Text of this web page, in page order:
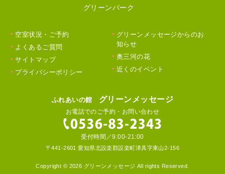
グリーンパーク
空室状況・ご予約
よくあるご質問
サイトマップ
プライバシーポリシー
グリーンメッセージからのお
知らせ
奥三河の花
近くのイベント
ふれあいの館 グリーンメッセージ
お電話でのご予約・お問い合わせ
受付時間／9:00-21:00
〒441-2601 愛知県北設楽郡設楽町津具字東山2-156
Copyright © 2026 グリーンメッセージ All rights Reserved.